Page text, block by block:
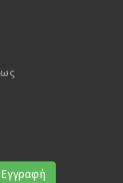
Εγγραφή